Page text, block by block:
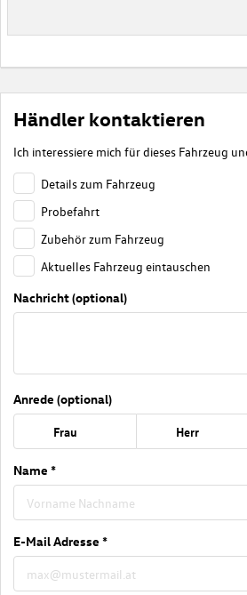
Händler kontaktieren
Ich interessiere mich für dieses Fahrzeug
Details zum Fahrzeug
Probefahrt
Zubehör zum Fahrzeug
Aktuelles Fahrzeug eintauschen
Nachricht (optional)
Anrede (optional)
Frau Herr
Name *
E-Mail Adresse *